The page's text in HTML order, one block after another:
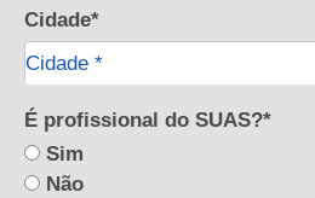
Cidade*
Cidade *
Cidade*
É profissional do SUAS?*
Sim
Não